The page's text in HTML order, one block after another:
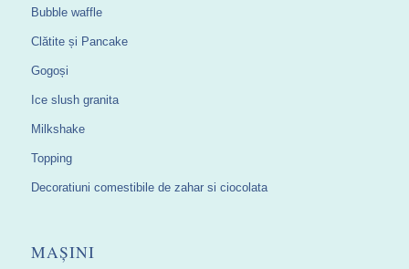
Bubble waffle
Clătite și Pancake
Gogoși
Ice slush granita
Milkshake
Topping
Decoratiuni comestibile de zahar si ciocolata
MAȘINI